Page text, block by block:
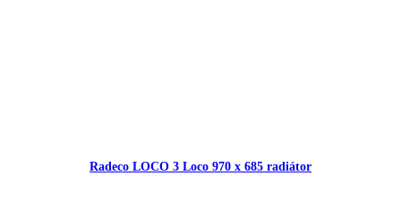
Radeco LOCO 3 Loco 970 x 685 radiátor